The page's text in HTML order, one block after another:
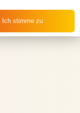
Ich stimme zu
Uhr